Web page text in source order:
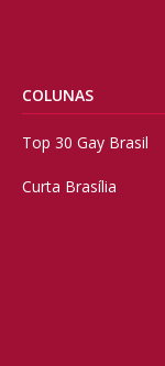
COLUNAS
Top 30 Gay Brasil
Curta Brasília